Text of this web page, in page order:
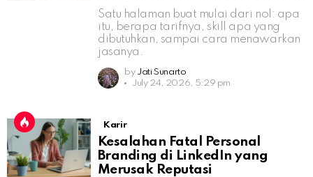
Satu halaman buat mulai dari nol: apa
itu, berapa tarifnya, skill apa yang
dibutuhkan, sampai cara menawarkan
jasanya.
by Jati Sunarto
July 24, 2026, 5:29 pm
Karir
Kesalahan Fatal Personal
Branding di LinkedIn yang
Merusak Reputasi